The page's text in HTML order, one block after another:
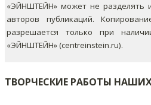
«ЭЙНШТЕЙН» может не разделять
авторов публикаций.
разрешается только при
«ЭЙНШТЕЙН» (centreinstein.ru).
ТВОРЧЕСКИЕ РАБОТЫ